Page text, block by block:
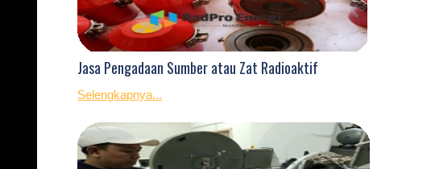
Jasa Pengadaan Sumber atau Zat Radioaktif
Selengkapnya...